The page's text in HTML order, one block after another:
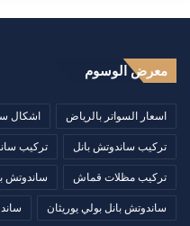
معرض الوسوم
اسعار السواتر بالرياض اشكال
تركيب ساندوتش بانل تركيب
تركيب مظلات قماش ساندوتش
ساندوتش بانل بولي يوريثان